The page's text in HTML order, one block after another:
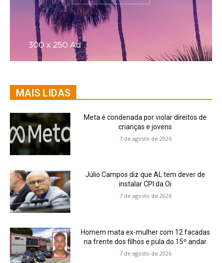
MAIS LIDAS
Meta é condenada por violar direitos de
crianças e jovens
7 de agosto de 2026
Júlio Campos diz que AL tem dever de
instalar CPI da Oi
7 de agosto de 2026
Homem mata ex-mulher com 12 facadas
na frente dos filhos e pula do 15º andar
7 de agosto de 2026